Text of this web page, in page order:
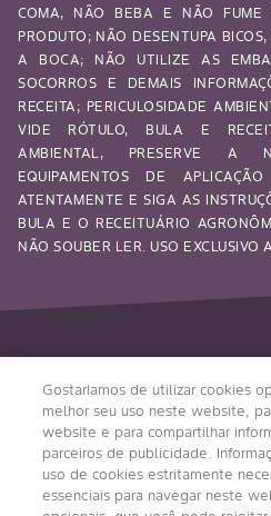
COMA, NÃO BEBA E NÃO FUME
PRODUTO; NÃO DESENTUPA
A BOCA; NÃO UTILIZE AS
SOCORROS E DEMAIS
RECEITA; PERICULOSIDADE
VIDE RÓTULO, BULA E
AMBIENTAL, PRESERVE A
EQUIPAMENTOS DE
ATENTAMENTE E SIGA AS
BULA E O RECEITUÁRIO
NÃO SOUBER LER. USO EXCLUSIVO
Siga-
Gostaríamos de utilizar cookies
melhor seu uso neste website,
website e para compartilhar
parceiros de publicidade.
uso de cookies estritamente
essenciais para navegar neste